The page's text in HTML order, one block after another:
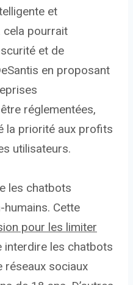
et
cela pourrait
et de
en proposant
réglementées,
la priorité aux profits
utilisateurs.
les chatbots
humains. Cette
pour les limiter
interdire les chatbots
réseaux sociaux